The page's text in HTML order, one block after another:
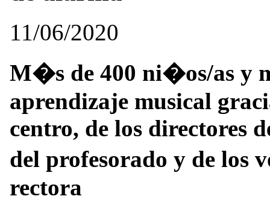
11/06/2020
M�s de 400 ni�os/as y
aprendizaje musical
centro, de los directores
del profesorado y de los
rectora